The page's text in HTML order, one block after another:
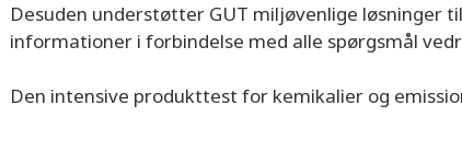
Desuden understøtter GUT miljøvenlige
informationer i forbindelse med alle spørgsmål
Den intensive produkttest for kemikalier og